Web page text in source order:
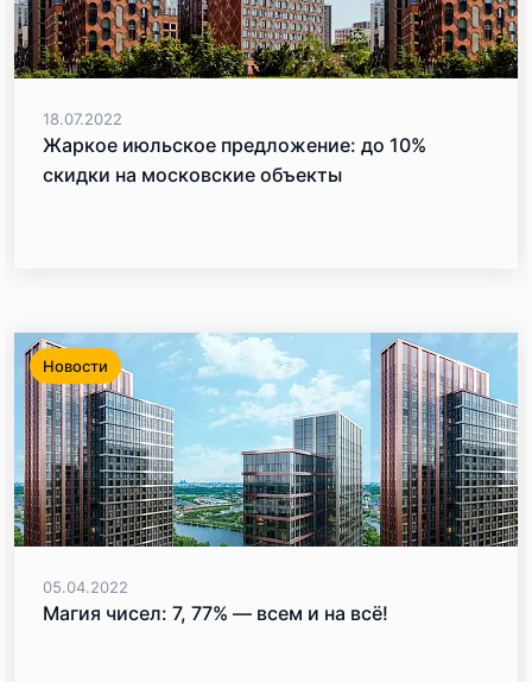
18.07.2022
Жаркое июльское предложение: до 10%
скидки на московские объекты
Новости
05.04.2022
Магия чисел: 7, 77% — всем и на всё!